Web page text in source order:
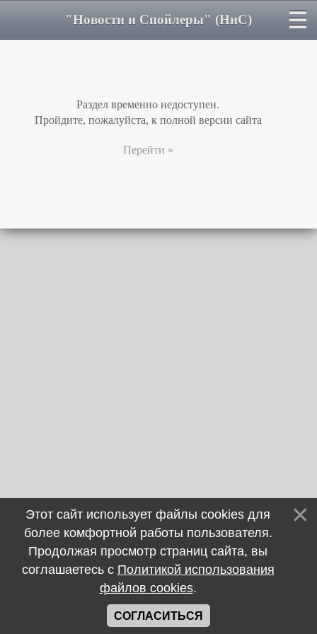
"Новости и Спойлеры" (НиС)
Раздел временно недоступен.
Пройдите, пожалуйста, к полной версии сайта
Перейти »
Этот сайт использует файлы cookies для
более комфортной работы пользователя.
Продолжая просмотр страниц сайта, вы
соглашаетесь с Политикой использования
файлов cookies.
СОГЛАСИТЬСЯ